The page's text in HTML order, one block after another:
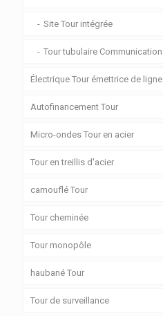
Site Tour intégrée
Tour tubulaire Communication
Électrique Tour émettrice de ligne
Autofinancement Tour
Micro-ondes Tour en acier
Tour en treillis d'acier
camouflé Tour
Tour cheminée
Tour monopôle
haubané Tour
Tour de surveillance